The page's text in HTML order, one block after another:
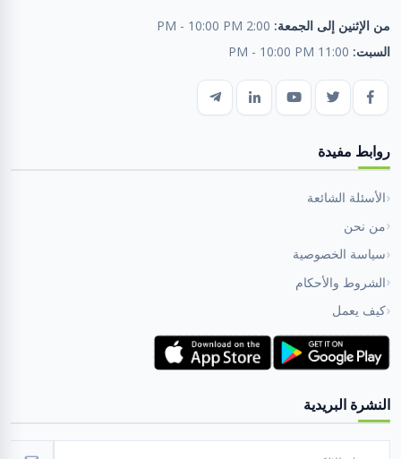
من الإثنين إلى الجمعة: 2:00 PM - 10:00 PM
السبت: 11:00 PM - 10:00 PM
روابط مفيدة
الأسئلة الشائعة
من نحن
سياسة الخصوصية
الشروط والأحكام
كيف يعمل
النشرة البريدية